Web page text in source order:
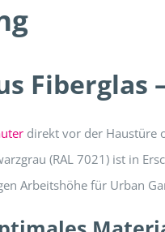
direkt vor der Haustüre
(RAL 7021) ist in
Arbeitshöhe für Urban